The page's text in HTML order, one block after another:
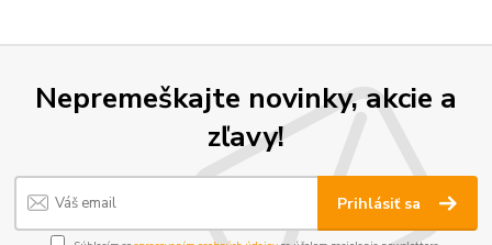
Nepremeškajte novinky, akcie a
zľavy!
Prihlásiť sa